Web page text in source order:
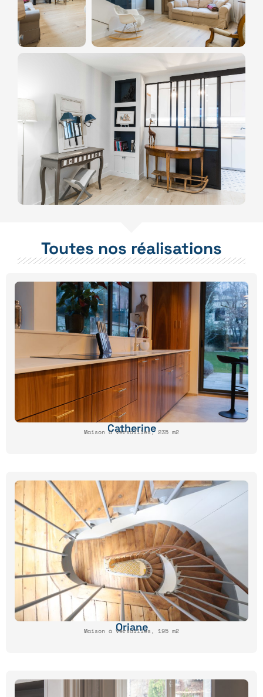
Toutes nos réalisations
Catherine
Maison à Versailles, 235 m2
Oriane
Maison à Versailles, 195 m2